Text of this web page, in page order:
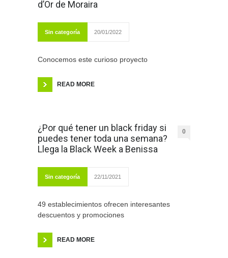
d’Or de Moraira
Sin categoría 20/01/2022
Conocemos este curioso proyecto
READ MORE
¿Por qué tener un black friday si
puedes tener toda una semana?
Llega la Black Week a Benissa
0
Sin categoría 22/11/2021
49 establecimientos ofrecen interesantes
descuentos y promociones
READ MORE